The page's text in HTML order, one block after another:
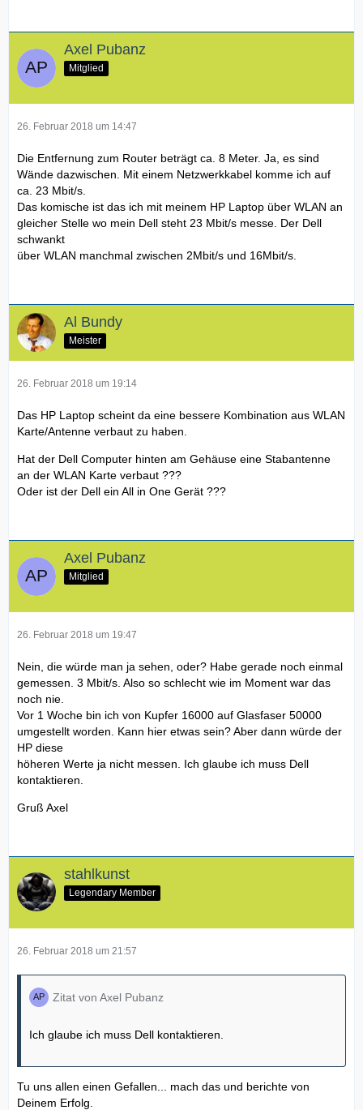
Axel Pubanz
Mitglied
26. Februar 2018 um 14:47
Die Entfernung zum Router beträgt ca. 8 Meter. Ja, es sind
Wände dazwischen. Mit einem Netzwerkkabel komme ich auf
ca. 23 Mbit/s.
Das komische ist das ich mit meinem HP Laptop über WLAN an
gleicher Stelle wo mein Dell steht 23 Mbit/s messe. Der Dell
schwankt
über WLAN manchmal zwischen 2Mbit/s und 16Mbit/s.
Al Bundy
Meister
26. Februar 2018 um 19:14
Das HP Laptop scheint da eine bessere Kombination aus WLAN
Karte/Antenne verbaut zu haben.
Hat der Dell Computer hinten am Gehäuse eine Stabantenne
an der WLAN Karte verbaut ???
Oder ist der Dell ein All in One Gerät ???
Axel Pubanz
Mitglied
26. Februar 2018 um 19:47
Nein, die würde man ja sehen, oder? Habe gerade noch einmal
gemessen. 3 Mbit/s. Also so schlecht wie im Moment war das
noch nie.
Vor 1 Woche bin ich von Kupfer 16000 auf Glasfaser 50000
umgestellt worden. Kann hier etwas sein? Aber dann würde der
HP diese
höheren Werte ja nicht messen. Ich glaube ich muss Dell
kontaktieren.
Gruß Axel
stahlkunst
Legendary Member
26. Februar 2018 um 21:57
Zitat von Axel Pubanz
Ich glaube ich muss Dell kontaktieren.
Tu uns allen einen Gefallen... mach das und berichte von
Deinem Erfolg.